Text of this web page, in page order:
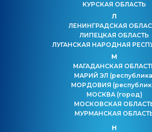
КУРСКАЯ ОБЛАСТЬ
Л
ЛЕНИНГРАДСКАЯ
ЛИПЕЦКАЯ ОБЛАСТЬ
ЛУГАНСКАЯ НАРОДНАЯ
М
МАГАДАНСКАЯ
МАРИЙ ЭЛ
МОРДОВИЯ
МОСКВА (город)
МОСКОВСКАЯ
МУРМАНСКАЯ
Н